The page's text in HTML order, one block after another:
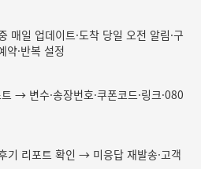
매일 업데이트·도착 당일 오전 알림·구
약·반복 설정
→ 변수·송장번호·쿠폰코드·링크·080
기 리포트 확인 → 미응답 재발송·고객